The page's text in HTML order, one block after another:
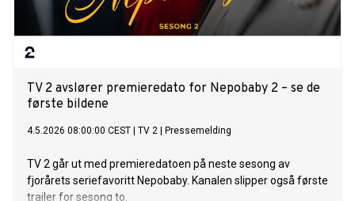
TV 2 avslører premieredato for Nepobaby 2 – se de
første bildene
4.5.2026 08:00:00 CEST TV 2 Pressemelding
TV 2 går ut med premieredatoen på neste sesong av
fjorårets seriefavoritt Nepobaby. Kanalen slipper også første
trailer for sesong to.